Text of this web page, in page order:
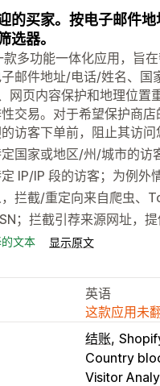
的买家。按电子邮件
选器。
款多功能一体化应用，旨
邮件地址/电话/姓名、国
网页内容保护和地理位
交易。对于希望保护商
访客下单前，阻止其访问
国家或地区/州/城市的访
IP/IP 段的访客；为例外
拦截/重定向来自爬虫、
；拦截引荐来源网址，
文本 显示原文
英语
这款应用未
结账
Country
Visitor